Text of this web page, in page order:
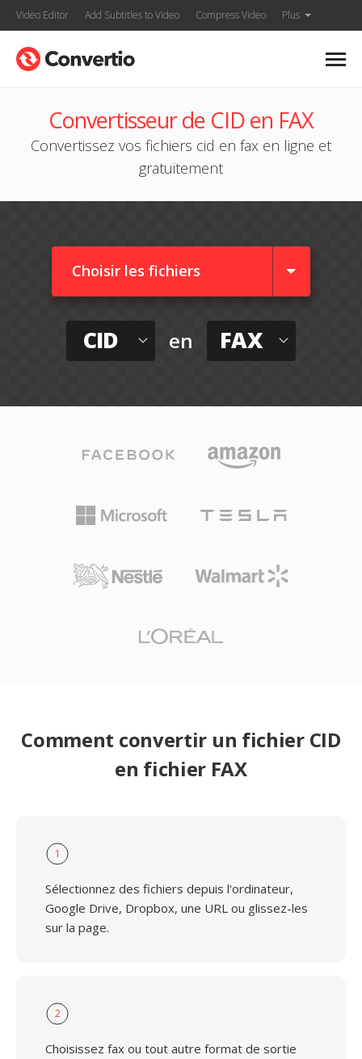
Video Editor Add Subtitles to Video Compress Video Plus
Convertisseur de CID en FAX
Convertissez vos fichiers cid en fax en ligne et
gratuitement
Choisir les fichiers
CID en FAX
Comment convertir un fichier CID
en fichier FAX
1
Sélectionnez des fichiers depuis l'ordinateur,
Google Drive, Dropbox, une URL ou glissez-les
sur la page.
2
Choisissez fax ou tout autre format de sortie